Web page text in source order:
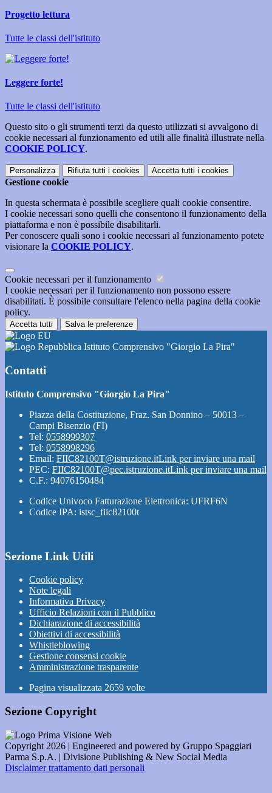
Progetto lettura
Tutte le classi dell'istituto
Leggere forte!
Tutte le classi dell'istituto
Questo sito o gli strumenti terzi da questo utilizzati si avvalgono di
cookie necessari al funzionamento ed utili alle finalità illustrate nella
COOKIE POLICY.
Personalizza Rifiuta tutti i cookies Accetta tutti i cookies
Gestione cookie
In questa schermata è possibile scegliere quali cookie consentire.
I cookie necessari sono quelli che consentono il funzionamento della
piattaforma e non è possibile disabilitarli.
Per conoscere quali sono i cookie necessari al funzionamento potete
visionare la COOKIE POLICY.
Cookie necessari per il funzionamento
I cookie necessari per il funzionamento non possono essere
disabilitati. È possibile consultare l'elenco nella pagina della cookie
policy.
Accetta tutti Salva le preferenze
Istituto Comprensivo "Giorgio La Pira"
Contatti
Istituto Comprensivo "Giorgio La Pira"
Piazza della Costituzione, Fraz. San Donnino – 50013 –
Campi Bisenzio (FI)
Tel: 0558999307
Tel: 0558998296
Email: FIIC82100T@istruzione.itLink per inviare una mail
PEC: FIIC82100T@pec.istruzione.itLink per inviare una mail
C.F.: 94076150484
Codice Univoco Fatturazione Elettronica: UFRF6N
Codice IPA: istsc_fiic82100t
Sezione Link Utili
Cookie policy
Note legali
Informativa Privacy
Ufficio Relazioni con il Pubblico
Dichiarazione di accessibilità
Obiettivi di accessibilità
Whistleblowing
Gestione consensi cookie
Amministrazione trasparente
Pagina visualizzata 2659 volte
Sezione Copyright
Copyright 2026 | Engineered and powered by Gruppo Spaggiari
Parma S.p.A. | Divisione Publishing & New Social Media
Disclaimer trattamento dati personali